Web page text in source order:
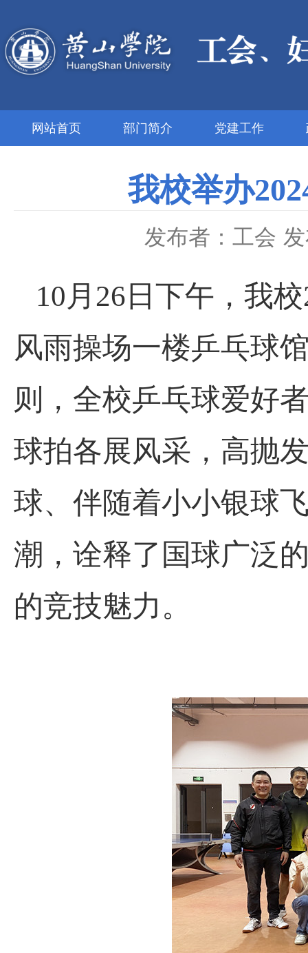
网站首页 部门简介 党建工作
我校举办
发布者：工会
10月26日下午，我
风雨操场一楼乒乓球
则，全校乒乓球爱好
球拍各展风采，高抛
球、伴随着小小银球
潮，诠释了国球广泛
的竞技魅力。